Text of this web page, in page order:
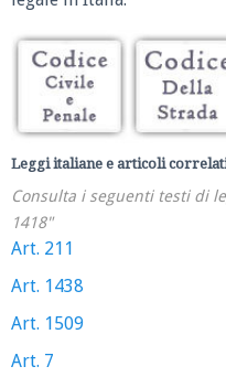
Leggi italiane e articoli
Consulta i seguenti testi di
1418"
Art. 211
Art. 1438
Art. 1509
Art. 7